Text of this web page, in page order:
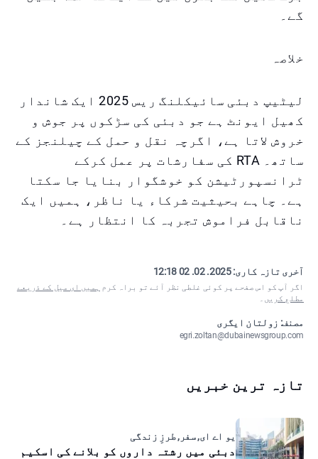
گے۔
خلاصہ
لیٹیپ دبئی سائیکلنگ ریس 2025 ایک شاندار
کھیل ایونٹ ہے جو دبئی کی سڑکوں پر جوش و
خروش لاتا ہے، اگرچہ نقل و حمل کے چیلنجز کے
ساتھ۔ RTA کی سفارشات پر عمل کرکے
ٹرانسپورٹیشن کو خوشگوار بنایا جا سکتا
ہے۔ چاہے بحیثیت شرکاء یا ناظر، ہمیں ایک
ناقابل فراموش تجربہ کا انتظار ہے۔
آخری تازہ کاری:2025. 02. 02 12:18
اگر آپ کو اس صفحے پر کوئی غلطی نظر آئے تو براہ کرم ہمیں ای میل کے ذریعے
مطلع کریں ۔
مصنف: زولتان ایگری
egri.zoltan@dubainewsgroup.com
تازہ ترین خبریں
یو اے ای, سفر, طرزِ زندگی
دبئی میں رشتہ داروں کو بلانے کی اسکیم